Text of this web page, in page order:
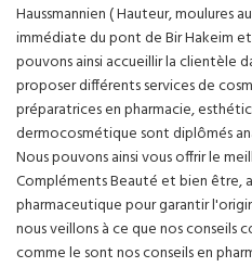
Haussmannien ( Hauteur, moulures
immédiate du pont de Bir Hakeim
pouvons ainsi accueillir la clientèle
proposer différents services de
préparatrices en pharmacie,
dermocosmétique sont diplômés
Nous pouvons ainsi vous offrir le
Compléments Beauté et bien être,
pharmaceutique pour garantir
nous veillons à ce que nos conseils
comme le sont nos conseils en